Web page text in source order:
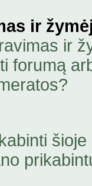
ir
ir
forumą